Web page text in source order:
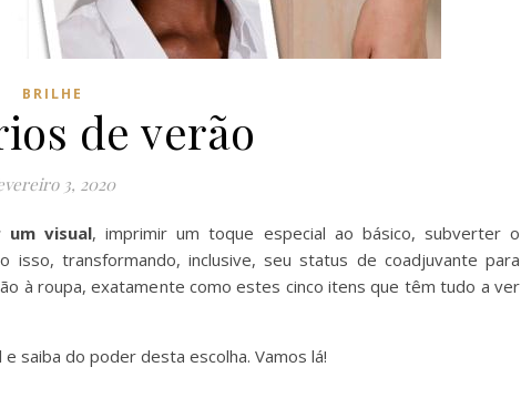
BRILHE
de verão
3, 2020
um visual, imprimir um toque especial ao básico, subverter o
isso, transformando, inclusive, seu status de coadjuvante para
à roupa, exatamente como estes cinco itens que têm tudo a ver
saiba do poder desta escolha. Vamos lá!